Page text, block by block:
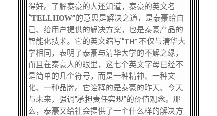
校友服务
终身学习
信息化服务
三创大赛
校友总会
总会简介
会长致辞
关闭
得好。了解泰豪的人还知道，泰豪的英文名
“TELLHOW”的意思是解决之道，是泰豪给自
己、给用户提供的解决方案，也是泰豪产品的
智能化技术。它的英文缩写“TH” 不仅与清华大
学相同，表明了泰豪与清华大学的不解之缘，
而且在泰豪人的眼里，这七个英文字母已经不
是简单的几个符号，而是一种精神、一种文
化、一种品牌。它诠释的是泰豪的昨天、今天
与未来，强调“承担责任实现”的价值观念。那
么，泰豪又给社会提供了一个什么样的解决方